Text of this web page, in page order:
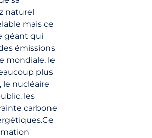
naturel
mais ce
géant qui
émissions
mondiale, le
plus
le nucléaire
les
carbone